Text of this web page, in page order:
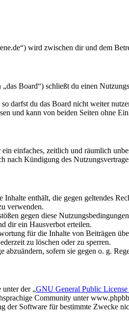
wird zwischen dir und dem
Board“) schließt du einen
darfst du das Board nicht weiter
und kann von beiden Seiten ohne
einfaches, zeitlich und räumlich
nach Kündigung des
enthält, die gegen geltendes
verwenden.
gegen diese
dir ein Hausverbot erteilen.
für die Inhalte von Beiträgen
zu löschen oder zu sperren.
abzuändern, sofern sie gegen o. g.
unter der „GNU General Public License
Community unter
der Software für bestimmte Zwecke